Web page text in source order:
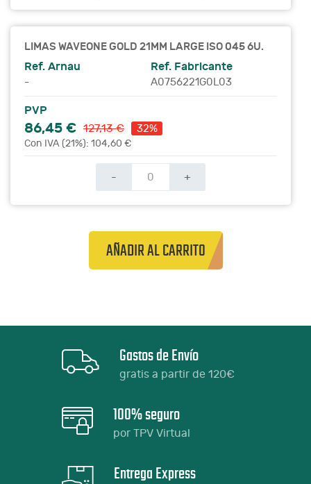
LIMAS WAVEONE GOLD 21MM LARGE ISO 045 6U.
Ref. Arnau
-
Ref. Fabricante
A0756221G0L03
PVP
86,45 € 127,13 €
32%
Con IVA (21%): 104,60 €
- +
AÑADIR AL CARRITO
Gastos de Envío
gratis a partir de 120€
100% seguro
por TPV Virtual
Entrega Express